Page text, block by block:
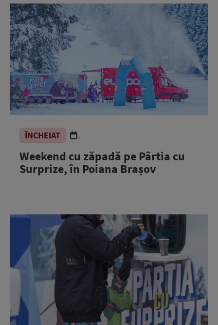
ÎNCHEIAT .
Weekend cu zăpadă pe Pârtia cu
Surprize, în Poiana Brașov